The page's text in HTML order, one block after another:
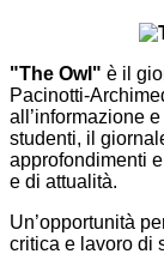
"The Owl" è il
Pacinotti-
all’informazione
studenti, il
approfondimenti
e di attualità.
Un’opportunità
critica e lavoro di